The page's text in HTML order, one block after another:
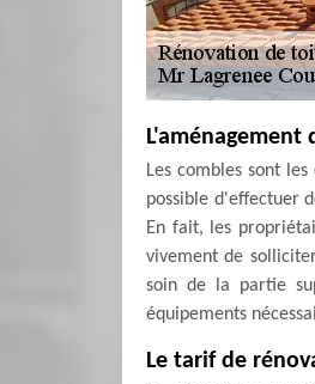
Les combles sont
possible d'effectuer
En fait, les
vivement de
soin de la partie
équipements
Le tarif de